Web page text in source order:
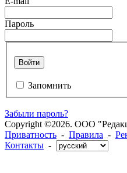
Пароль
Войти
Запомнить
Забыли пароль?
Copyright ©2026. ООО
Приватность - Правила -
Контакты -